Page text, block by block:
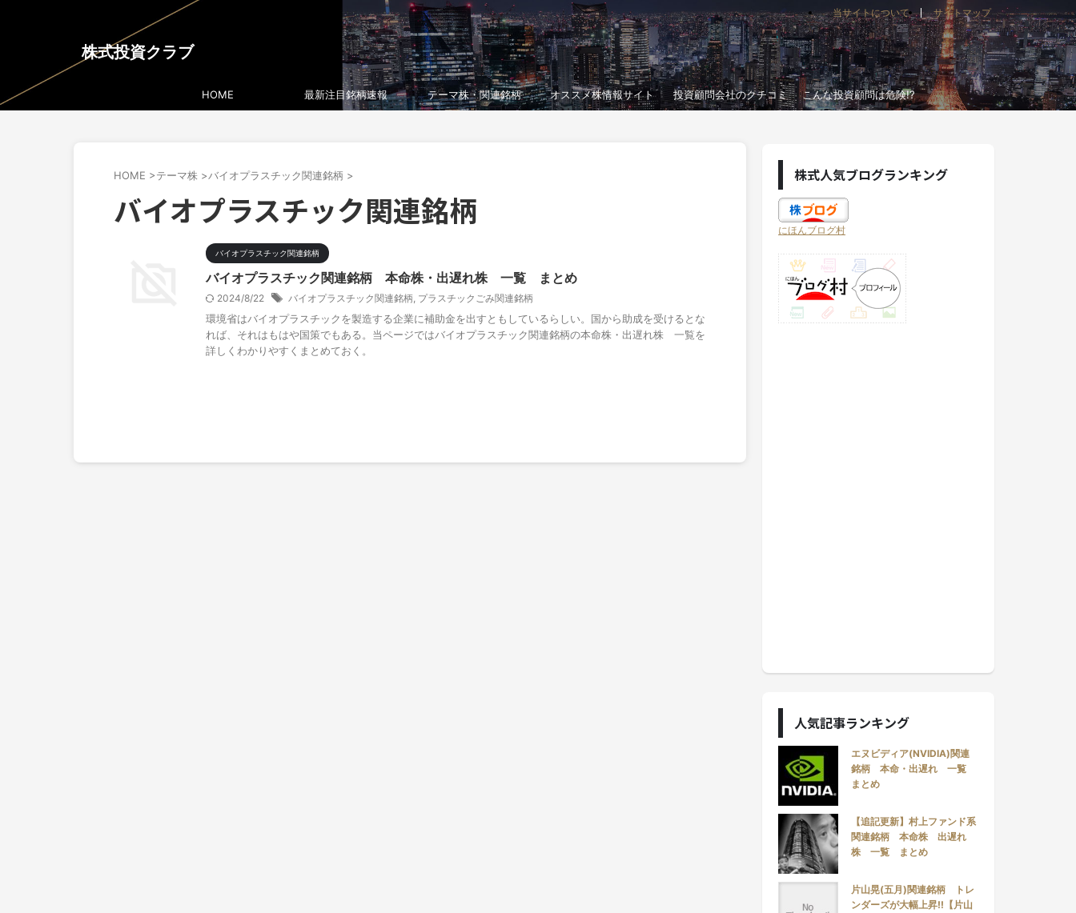
株式投資クラブ
当サイトについて サイトマップ
HOME 最新注目銘柄速報 テーマ株・関連銘柄 オススメ株情報サイト 投資顧問会社のクチコミ こんな投資顧問は危険!?
HOME >テーマ株 >バイオプラスチック関連銘柄 >
バイオプラスチック関連銘柄
バイオプラスチック関連銘柄
バイオプラスチック関連銘柄 本命株・出遅れ株 一覧 まとめ
2024/8/22 バイオプラスチック関連銘柄, プラスチックごみ関連銘柄
環境省はバイオプラスチックを製造する企業に補助金を出すともしているらしい。国から助成を受けるとな
れば、それはもはや国策でもある。当ページではバイオプラスチック関連銘柄の本命株・出遅れ株 一覧を
詳しくわかりやすくまとめておく。
株式人気ブログランキング
にほんブログ村
人気記事ランキング
エヌビディア(NVIDIA)関連
銘柄 本命・出遅れ 一覧
まとめ
【追記更新】村上ファンド系
関連銘柄 本命株 出遅れ
株 一覧 まとめ
片山晃(五月)関連銘柄 トレ
ンダーズが大幅上昇!!【片山